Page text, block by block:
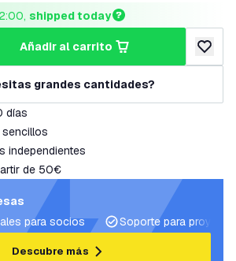
shipped today
cantidad
añadir al carrito
añadir
grandes cantidades?
días
independientes
de 50€
para socios
Soporte para
Descubre más